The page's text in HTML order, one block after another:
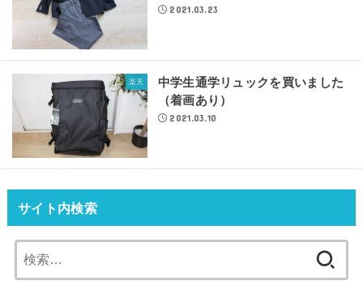
2021.03.23
楽天
中学生通学リュックを買いました
（着画あり）
2021.03.10
サイト内検索
索: